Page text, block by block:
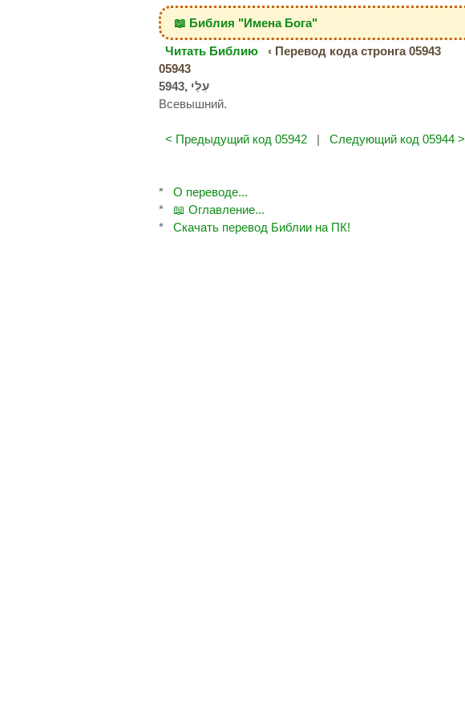
📖 Библия "Имена Бога"
Читать Библию
‹ Перевод кода стронга 05943
05943
Всевышний.
< Предыдущий код 05942 | Следующий код 05944 >
*
О переводе...
*
📖 Оглавление...
*
Скачать перевод Библии на ПК!